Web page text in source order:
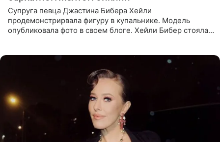
Супруга певца Джастина Бибера Хейли
продемонстрирвала фигуру в купальнике. Модель
опубликовала фото в своем блоге. Хейли Бибер стояла